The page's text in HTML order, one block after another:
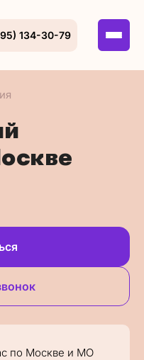
134-30-79
по Москве и МО